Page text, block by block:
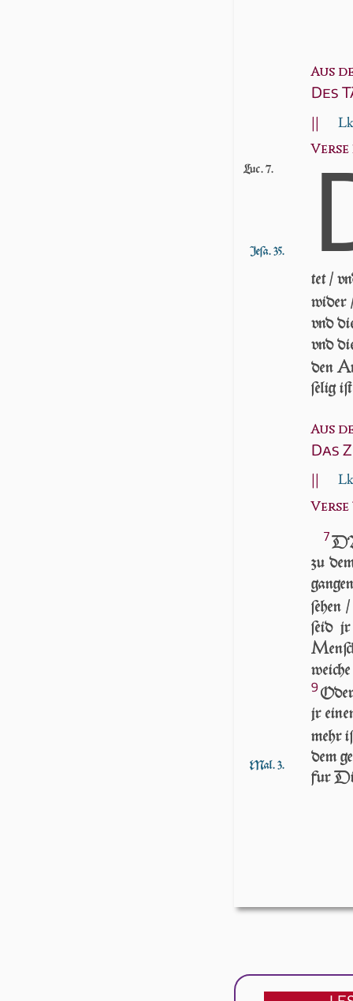
Aus
Des
||
Verse
Luc. 7.
Jeſa. 35.
tet /
wider
vnd
vnd
denA
ſe­lig
Aus
Das
||
Verse
Mal. 3.
7
zu
ſeid
M
9
jr
mehr
dem
fur